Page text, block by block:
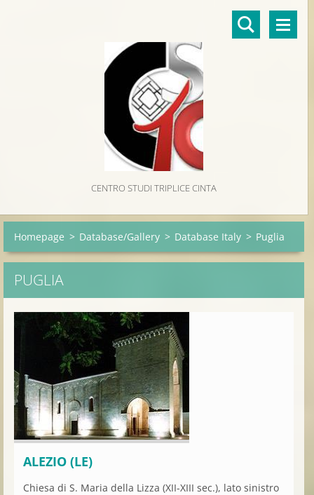
CENTRO STUDI TRIPLICE CINTA
Homepage > Database/Gallery > Database Italy > Puglia
PUGLIA
ALEZIO (LE)
Chiesa di S. Maria della Lizza (XII-XIII sec.), lato sinistro